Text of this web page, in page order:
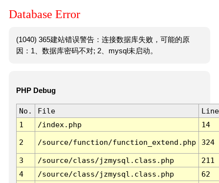
Database Error
(1040) 365建站错误警告：连接数据库失败，可能的原
因：1、数据库密码不对; 2、mysql未启动。
PHP Debug
No. File
Line
1
/index.php 14
2 /source/function/function_extend.php 324
3 /source/class/jzmysql.class.php
211
4
/source/class/jzmysql.class.php
62